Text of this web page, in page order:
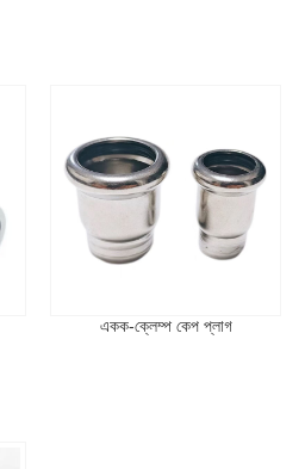
একক-ক্লেম্প কেপ প্লাগ